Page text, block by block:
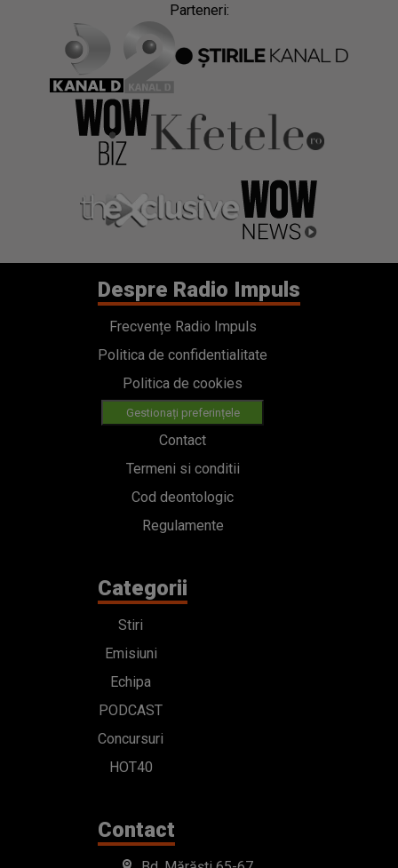
Parteneri:
Despre Radio Impuls
Frecvențe Radio Impuls
Politica de confidentialitate
Politica de cookies
Gestionați preferințele
Contact
Termeni si conditii
Cod deontologic
Regulamente
Categorii
Stiri
Emisiuni
Echipa
PODCAST
Concursuri
HOT40
Contact